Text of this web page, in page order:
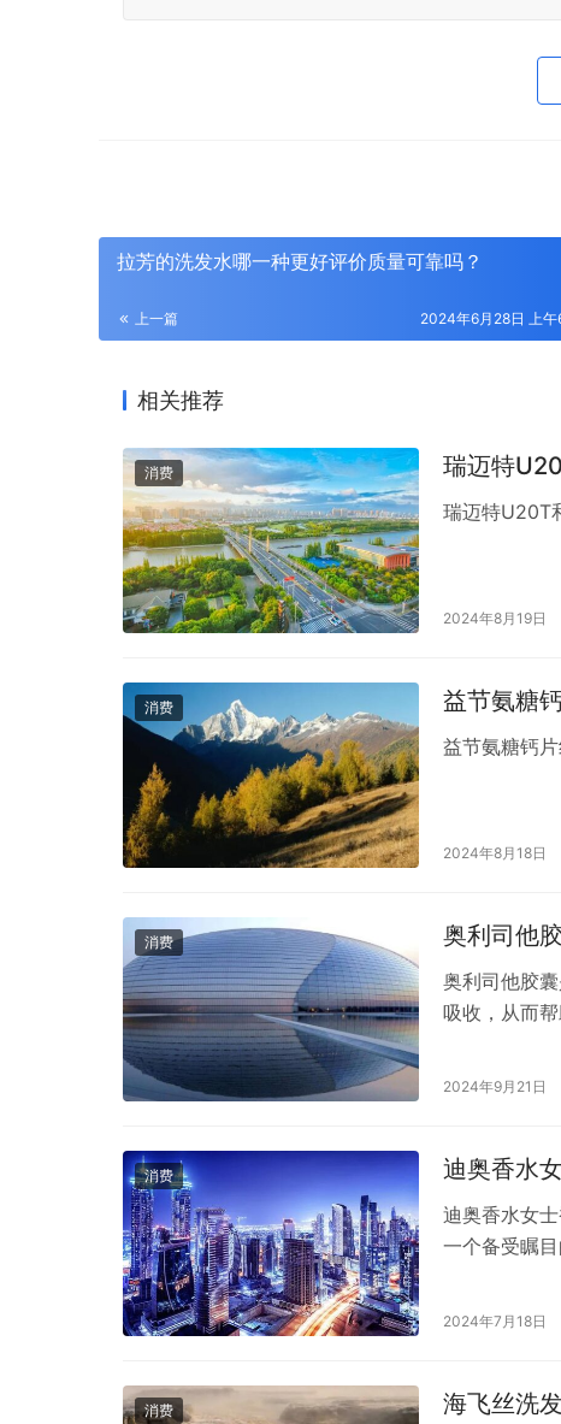
拉芳的洗发水哪一种更好评价质量可靠吗？
上一篇 2024年6月28日 上午
相关推荐
消费 瑞迈特
瑞迈特U20T
2024年8月19日
消费 益节氨糖
益节氨糖钙
2024年8月18日
消费 奥利司他
奥利司他胶
吸收，从而
用，包括腹
2024年9月21日
消费 迪奥香水
迪奥香水女
一个备受瞩
奥女士香水
2024年7月18日
消费 海飞丝洗